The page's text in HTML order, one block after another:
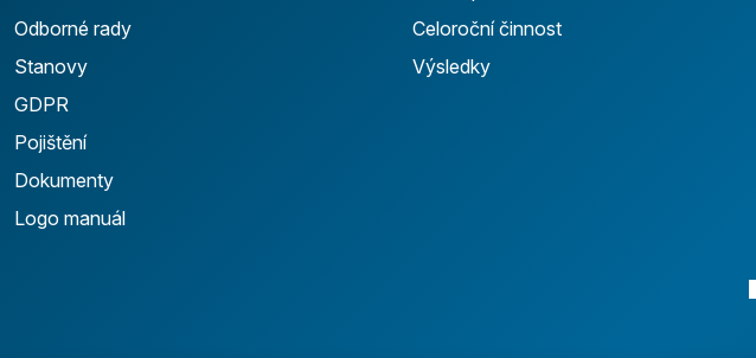
Odborné rady
Stanovy
GDPR
Pojištění
Dokumenty
Logo manuál
Celoroční činnost
Výsledky